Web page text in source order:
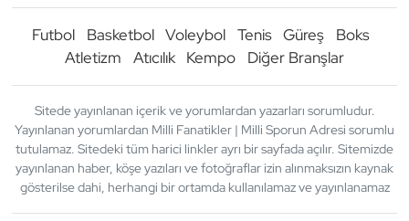
Futbol Basketbol Voleybol Tenis Güreş
Boks
Atletizm
Atıcılık Kempo Diğer Branşlar
Sitede yayınlanan içerik ve yorumlardan yazarları sorumludur.
Yayınlanan yorumlardan Milli Fanatikler | Milli Sporun Adresi sorumlu
tutulamaz. Sitedeki tüm harici linkler ayrı bir sayfada açılır. Sitemizde
yayınlanan haber, köşe yazıları ve fotoğraflar izin alınmaksızın kaynak
gösterilse dahi, herhangi bir ortamda kullanılamaz ve yayınlanamaz